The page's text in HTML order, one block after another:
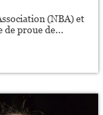
(NBA) et
de proue de...